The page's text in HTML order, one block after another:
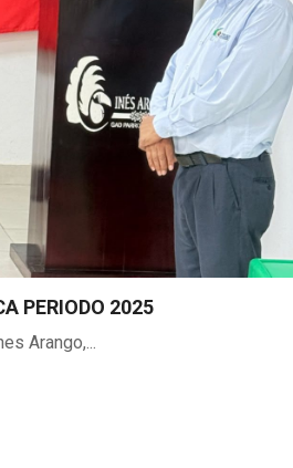
PERIODO 2025
Arango,...